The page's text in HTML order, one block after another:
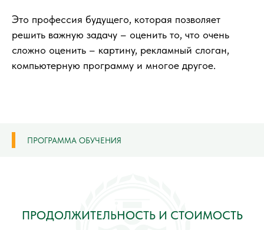
Это профессия будущего, которая позволяет
решить важную задачу – оценить то, что очень
сложно оценить – картину, рекламный слоган,
компьютерную программу и многое другое.
ПРОГРАММА ОБУЧЕНИЯ
ПРОДОЛЖИТЕЛЬНОСТЬ И СТОИМОСТЬ